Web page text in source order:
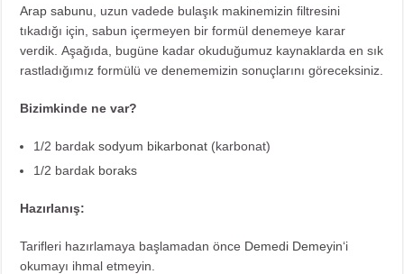
Arap sabunu , uzun vadede bulaşık makinemizin filtresini
tıkadığı için, sabun içermeyen bir formül denemeye karar
verdik. Aşağıda, bugüne kadar okuduğumuz kaynaklarda en sık
rastladığımız formülü ve denememizin sonuçlarını göreceksiniz.
Bizimkinde ne var?
1/2 bardaksodyum bikarbonat (karbonat)
1/2 bardak boraks
Hazırlanış:
Tarifleri hazırlamaya başlamadan önce Demedi Demeyin‘i
okumayı ihmal etmeyin.